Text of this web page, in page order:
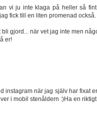
vi ju inte klaga på heller så
fick till en liten promenad också.
gjord... när vet jag inte men
er!
instagram när jag själv har fixat
i mobil stenåldern :)Ha en